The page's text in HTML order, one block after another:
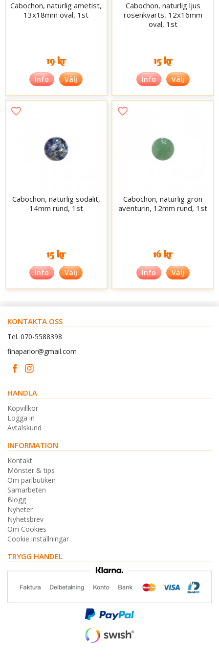
Cabochon, naturlig ametist,
13x18mm oval, 1st
19 kr
Info Välj
Cabochon, naturlig ljus
rosenkvarts, 12x16mm
oval, 1st
15 kr
Info Välj
Cabochon, naturlig sodalit,
14mm rund, 1st
15 kr
Info Välj
Cabochon, naturlig grön
aventurin, 12mm rund, 1st
16 kr
Info Välj
KONTAKTA OSS
Tel. 070-5588398
finaparlor@gmail.com
HANDLA
Köpvillkor
Logga in
Avtalskund
INFORMATION
Kontakt
Mönster & tips
Om pärlbutiken
Samarbeten
Blogg
Nyheter
Nyhetsbrev
Om Cookies
Cookie inställningar
TRYGG HANDEL